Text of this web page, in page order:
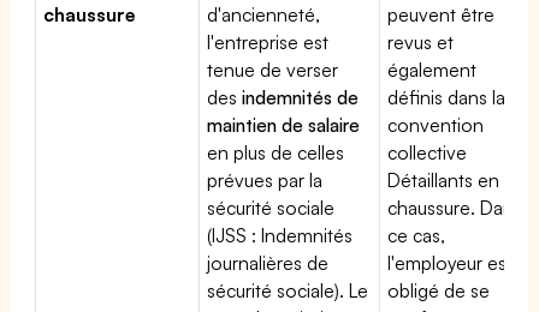
chaussure
d'ancienneté,
l'entreprise est
tenue de verser
desindemnités de
maintien de salaire
en plus de celles
prévues par la
sécurité sociale
(IJSS : Indemnités
journalières de
sécurité sociale). Le
peuvent être
revus et
également
définis dans la
convention
collective
Détaillants en
chaussure. Dans
ce cas,
l'employeur est
obligé de se